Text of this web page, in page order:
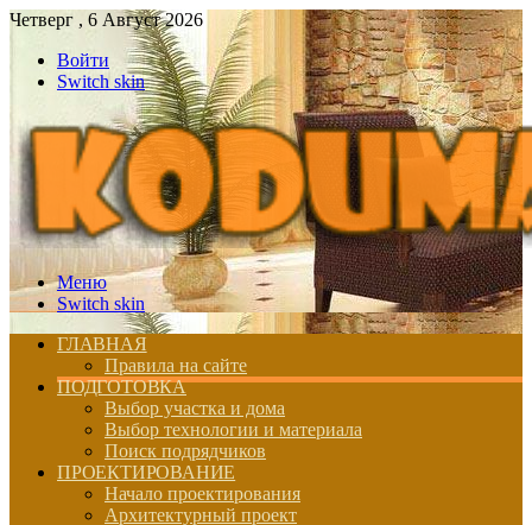
Четверг , 6 Август 2026
Войти
Switch skin
Меню
Switch skin
ГЛАВНАЯ
Правила на сайте
ПОДГОТОВКА
Выбор участка и дома
Выбор технологии и материала
Поиск подрядчиков
ПРОЕКТИРОВАНИЕ
Начало проектирования
Архитектурный проект